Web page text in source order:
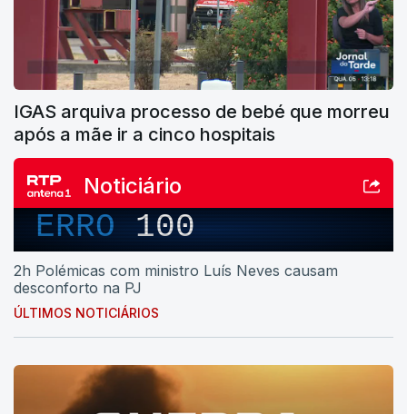
IGAS arquiva processo de bebé que morreu
após a mãe ir a cinco hospitais
Noticiário
ERRO100
2h Polémicas com ministro Luís Neves causam
desconforto na PJ
ÚLTIMOS NOTICIÁRIOS